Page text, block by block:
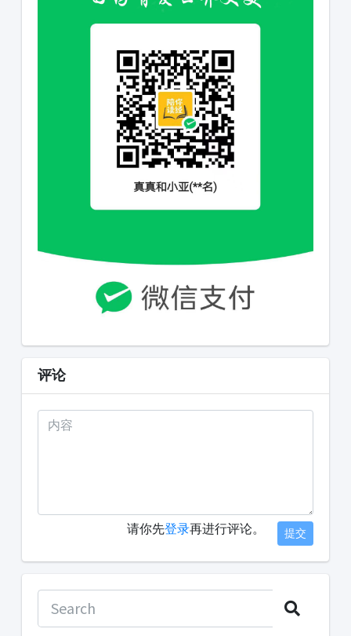
评论
请你先登录再进行评论。 提交